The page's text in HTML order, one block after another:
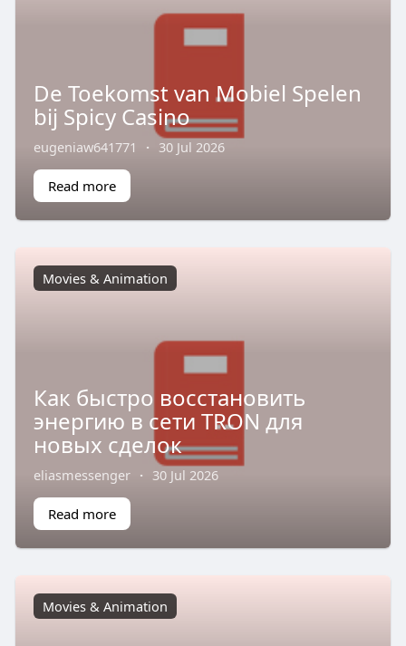
De Toekomst van Mobiel Spelen
bij Spicy Casino
eugeniaw641771 · 30 Jul 2026
Read more
Movies & Animation
Как быстро восстановить
энергию в сети TRON для
новых сделок
eliasmessenger · 30 Jul 2026
Read more
Movies & Animation